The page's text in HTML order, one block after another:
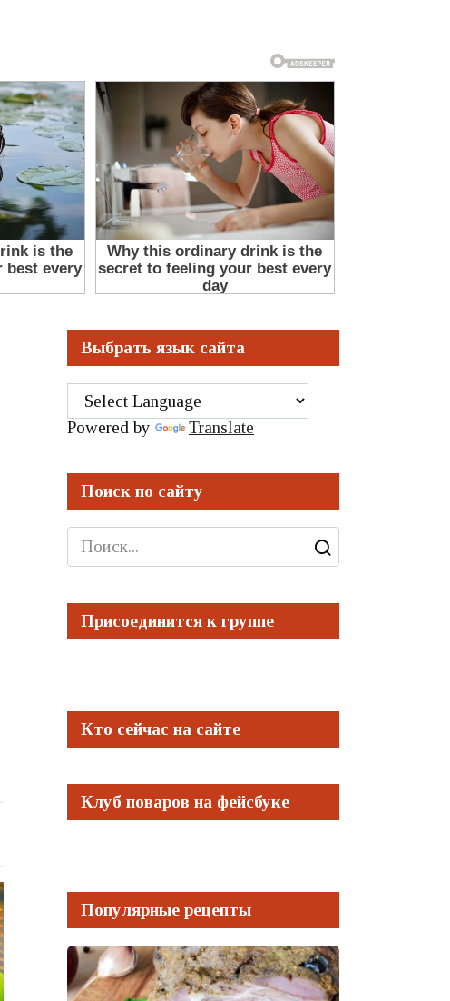
Выбрать язык сайта
Powered by Translate
Поиск по сайту
Search
for:
Присоединится к группе
Кто сейчас на сайте
Клуб поваров на фейсбуке
Популярные рецепты